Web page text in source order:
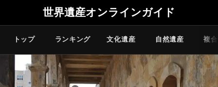
世界遺産オンラインガイド
トップ ランキング 文化遺産 自然遺産 複